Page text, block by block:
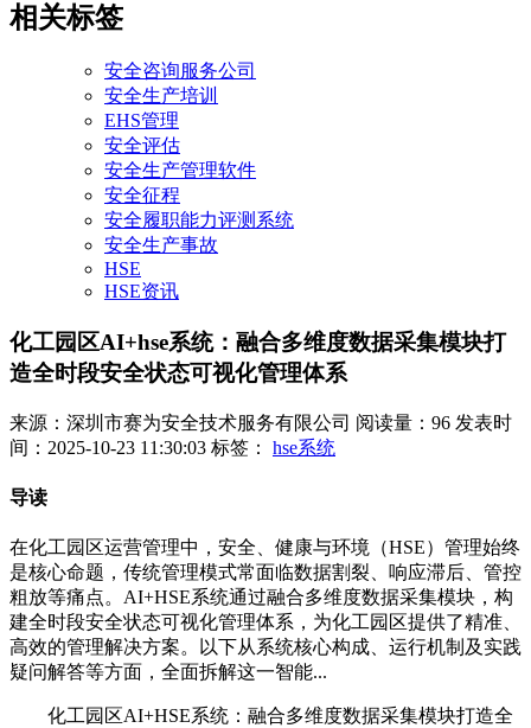
相关标签
安全咨询服务公司
安全生产培训
EHS管理
安全评估
安全生产管理软件
安全征程
安全履职能力评测系统
安全生产事故
HSE
HSE资讯
化工园区AI+hse系统：融合多维度数据采集模块打
造全时段安全状态可视化管理体系
来源：深圳市赛为安全技术服务有限公司 阅读量：96 发表时
间：2025-10-23 11:30:03 标签： hse系统
导读
在化工园区运营管理中，安全、健康与环境（HSE）管理始终
是核心命题，传统管理模式常面临数据割裂、响应滞后、管控
粗放等痛点。AI+HSE系统通过融合多维度数据采集模块，构
建全时段安全状态可视化管理体系，为化工园区提供了精准、
高效的管理解决方案。以下从系统核心构成、运行机制及实践
疑问解答等方面，全面拆解这一智能...
化工园区AI+HSE系统：融合多维度数据采集模块打造全